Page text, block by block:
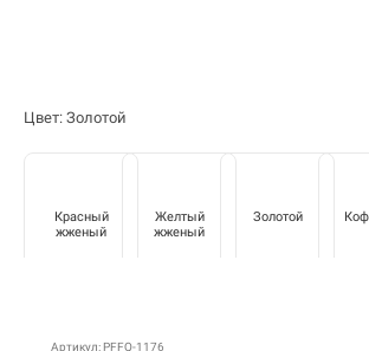
Цвет: Золотой
Красный
жженый
Желтый
жженый
Золотой
Артикул: PFFQ-1176